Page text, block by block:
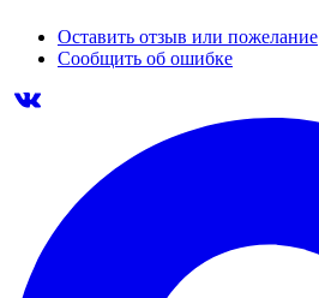
Оставить отзыв или пожелание
Сообщить об ошибке